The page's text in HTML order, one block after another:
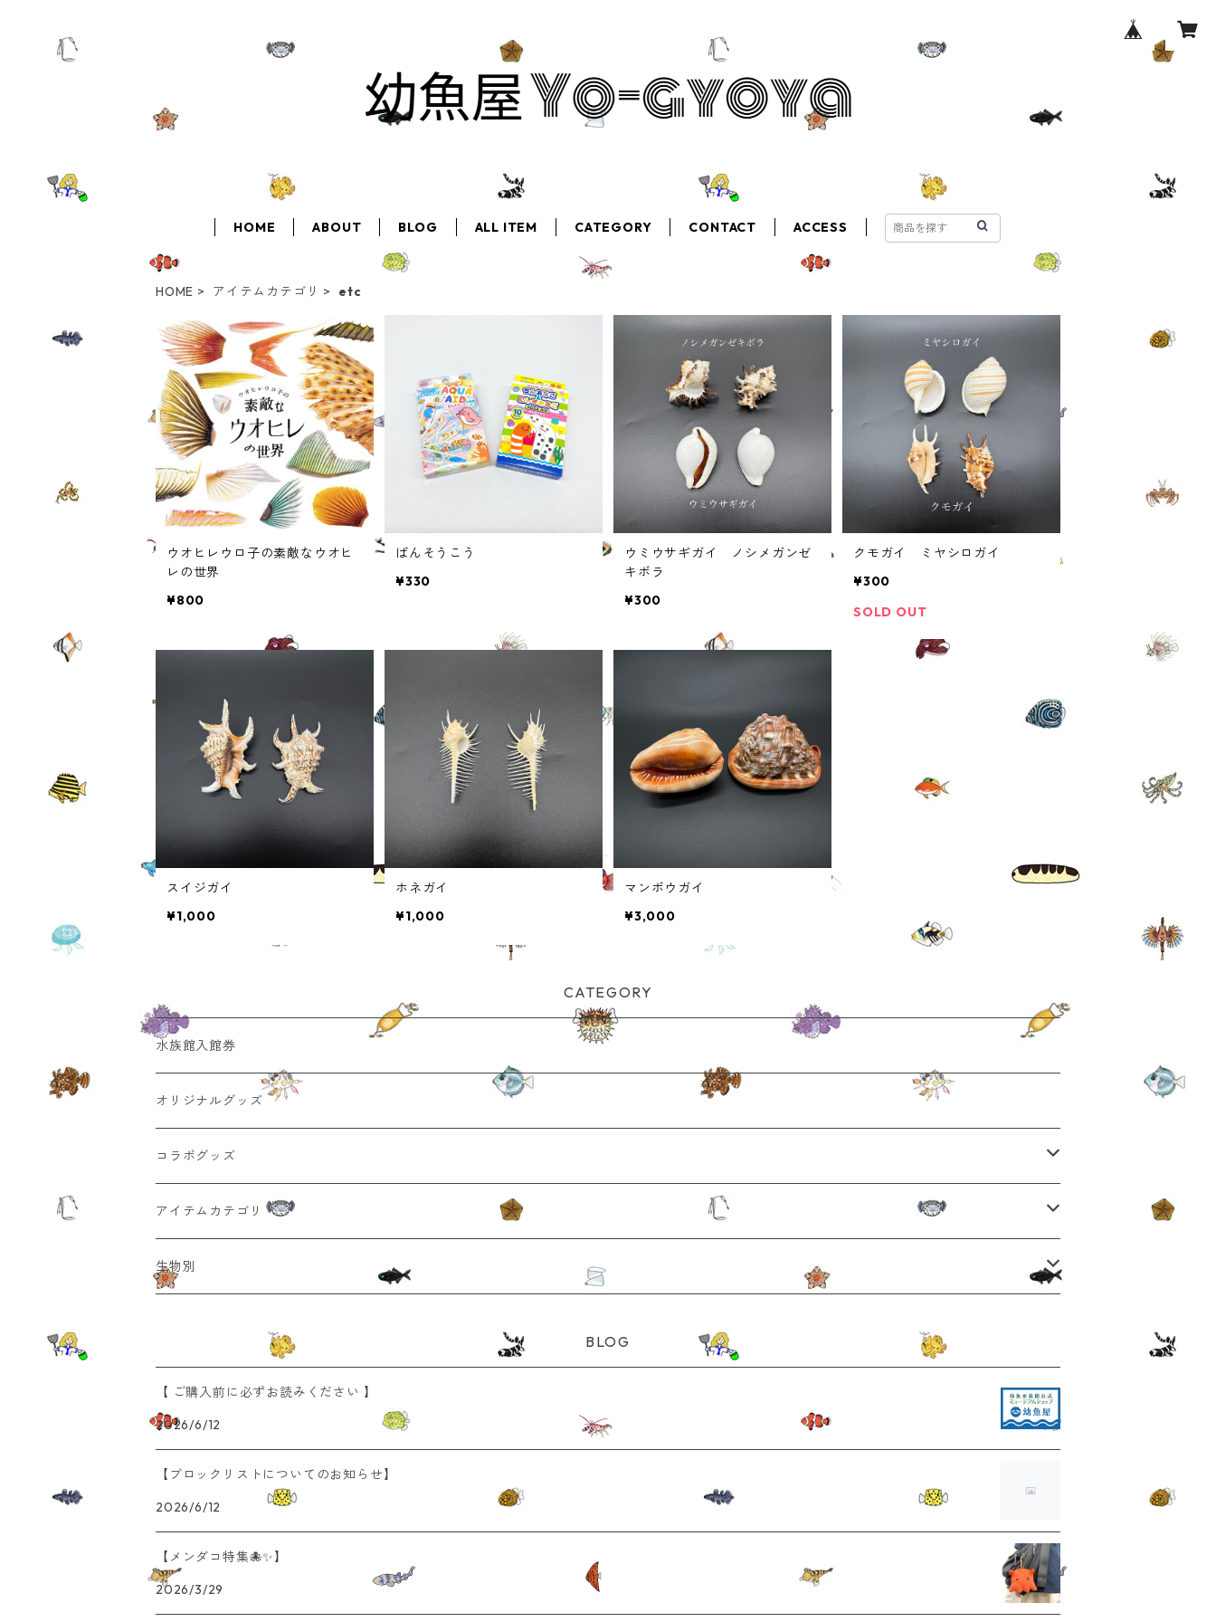
HOME ABOUT BLOG ALL ITEM CATEGORY CONTACT ACCESS
HOME アイテムカテゴリ etc
ウオヒレウロ子の素敵なウオヒ
レの世界
¥800
ばんそうこう
¥330
ウミウサギガイ ノシメガンゼ
キボラ
¥300
クモガイ ミヤシロガイ
¥300
SOLD OUT
スイジガイ
¥1,000
ホネガイ
¥1,000
マンボウガイ
¥3,000
CATEGORY
水族館入館券
オリジナルグッズ
コラボグッズ
陶芸家 小林登先生(箸置き、器)
マグメル深海水族館 著書椙下聖海先生 (アクスタ他)
Potte hariko先生 (張り子、ポストカード他)
アイテムカテゴリ
お菓子
キーホルダー・缶バッジ
キッチン雑貨
生物別
危険生物
無脊椎（甲殻類・ウニ・イカ・タコ・貝 他）
BLOG
【 ご購入前に必ずお読みください 】
2026/6/12
【ブロックリストについてのお知らせ】
2026/6/12
【メンダコ特集🐙✨】
2026/3/29